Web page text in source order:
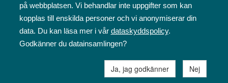
Svenska folkskolans vänner rf
Annegatan 12
00120 Helsingfors
09 6844 570
sfv@sfv.fi
på webbplatsen. Vi behandlar inte uppgifter som kan
kopplas till enskilda personer och vi anonymiserar din
data. Du kan läsa mer i vår dataskyddspolicy.
Godkänner du datainsamlingen?
Ja, jag godkänner Nej